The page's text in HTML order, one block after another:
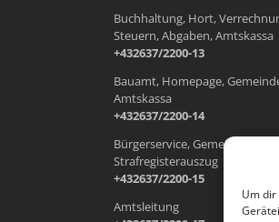
Um dir
Buchhaltung, Hort,
Steuern, Abgaben, Amtskassa
+432637/2200-13
Bauamt, Homepage,
Amtskassa
+432637/2200-14
Bürgerservice,
Strafregisterauszug
+432637/2200-15
Amtsleitung